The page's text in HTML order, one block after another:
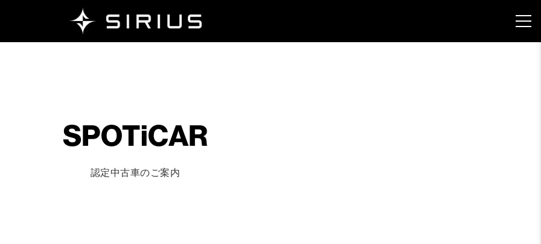
SPOTiCAR
認定中古車のご案内